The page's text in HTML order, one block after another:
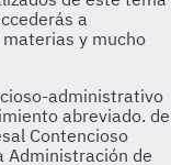
administrativo
abreviado. de
Contencioso
Administración de